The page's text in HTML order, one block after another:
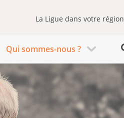
La Ligue dans votre région
Qui sommes-nous ?